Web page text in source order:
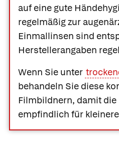
auf eine gute
regelmäßig zur
Einmallinsen sind
Herstellerangaben
Wenn Sie unter
behandeln Sie diese
Filmbildnern, damit
empfindlich für